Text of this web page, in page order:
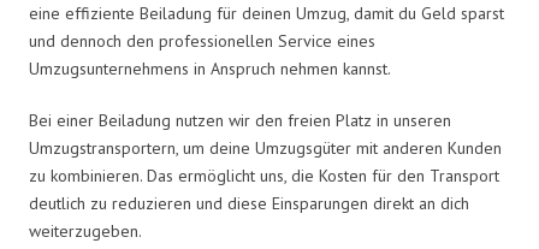
eine effiziente Beiladung für deinen Umzug, damit du Geld sparst
und dennoch den professionellen Service eines
Umzugsunternehmens in Anspruch nehmen kannst.
Bei einer Beiladung nutzen wir den freien Platz in unseren
Umzugstransportern, um deine Umzugsgüter mit anderen Kunden
zu kombinieren. Das ermöglicht uns, die Kosten für den Transport
deutlich zu reduzieren und diese Einsparungen direkt an dich
weiterzugeben.